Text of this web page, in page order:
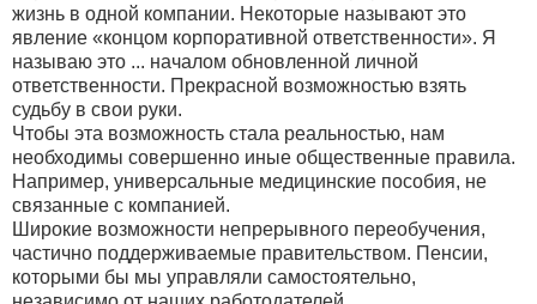
жизнь в одной компании. Некоторые называют это
явление «концом корпоративной ответственности». Я
называю это ... началом обновленной личной
ответственности. Прекрасной возможностью взять
судьбу в свои руки.
Чтобы эта возможность стала реальностью, нам
необходимы совершенно иные общественные правила.
Например, универсальные медицинские пособия, не
связанные с компанией.
Широкие возможности непрерывного переобучения,
частично поддерживаемые правительством. Пенсии,
которыми бы мы управляли самостоятельно,